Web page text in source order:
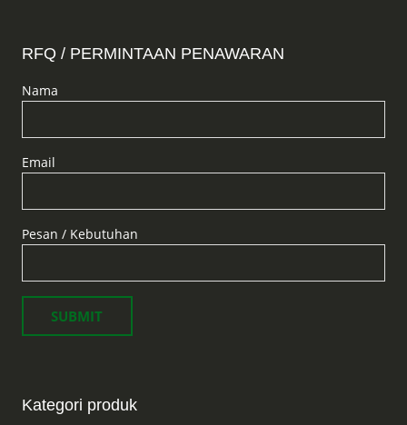
RFQ / PERMINTAAN PENAWARAN
Nama
Email
Pesan / Kebutuhan
Kategori produk